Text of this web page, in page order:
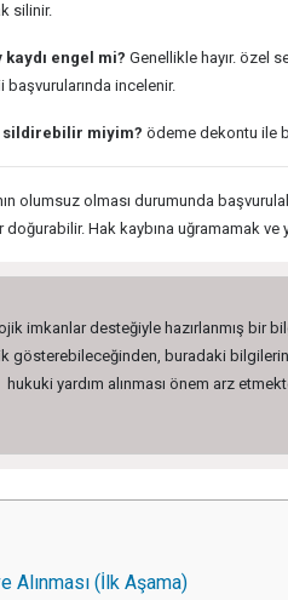
silinir.
engel mi? Genellikle hayır. özel
başvurularında incelenir.
sildirebilir miyim? ödeme dekontu ile
olumsuz olması durumunda
Hak kaybına uğramamak
imkanlar desteğiyle hazırlanmış bir
gösterebileceğinden, buradaki
hukuki yardım alınması önem arz
Alınması (İlk Aşama)